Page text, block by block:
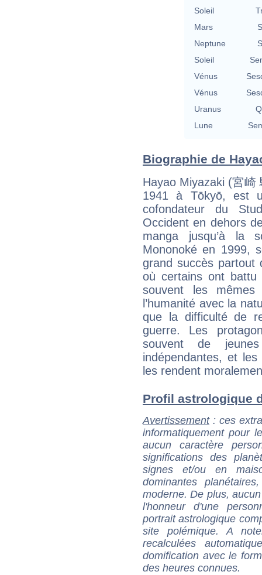
Soleil
Mars
Neptune
Soleil
Vénus
Vénus
Uranus
Lune
Biographie de
Hayao Miyazaki (宮崎
1941 à Tōkyō, est
cofondateur du
Occident en dehors
manga jusqu’à la
Mononoké en 1999,
grand succès partout
où certains ont battu
souvent les
l’humanité avec la
que la difficulté de
guerre. Les
souvent de
indépendantes, et
les rendent
Profil astrologique
Avertissement: ces
informatiquement pour
aucun caractère
significations des
signes et/ou en
dominantes
moderne. De plus,
l'honneur d'une
portrait astrologique
site polémique. A
recalculées
domification avec le
des heures connues.